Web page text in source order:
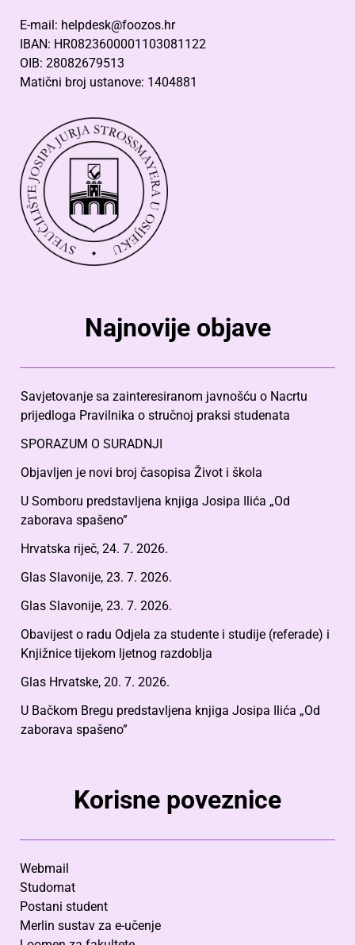
E-mail: helpdesk@foozos.hr
IBAN: HR0823600001103081122
OIB: 28082679513
Matični broj ustanove: 1404881
Najnovije objave
Savjetovanje sa zainteresiranom javnošću o Nacrtu
prijedloga Pravilnika o stručnoj praksi studenata
SPORAZUM O SURADNJI
Objavljen je novi broj časopisa Život i škola
U Somboru predstavljena knjiga Josipa Ilića „Od
zaborava spašeno”
Hrvatska riječ, 24. 7. 2026.
Glas Slavonije, 23. 7. 2026.
Glas Slavonije, 23. 7. 2026.
Obavijest o radu Odjela za studente i studije (referade) i
Knjižnice tijekom ljetnog razdoblja
Glas Hrvatske, 20. 7. 2026.
U Bačkom Bregu predstavljena knjiga Josipa Ilića „Od
zaborava spašeno”
Korisne poveznice
Webmail
Studomat
Postani student
Merlin sustav za e-učenje